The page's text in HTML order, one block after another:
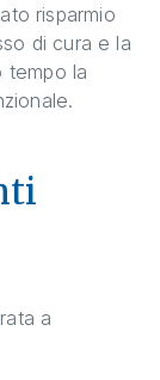
risparmio
di cura e la
tempo la
a